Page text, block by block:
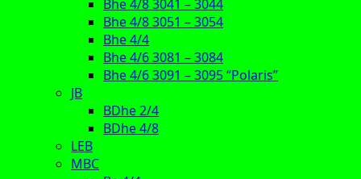
Bhe 4/8 3041 – 3044
Bhe 4/8 3051 – 3054
Bhe 4/4
Bhe 4/6 3081 – 3084
Bhe 4/6 3091 – 3095 “Polaris”
JB
BDhe 2/4
BDhe 4/8
LEB
MBC